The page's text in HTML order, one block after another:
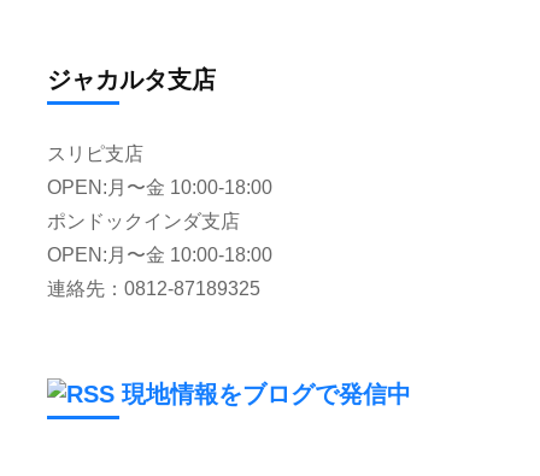
ジャカルタ支店
スリピ支店
OPEN:月〜金 10:00-18:00
ポンドックインダ支店
OPEN:月〜金 10:00-18:00
連絡先：0812-87189325
現地情報をブログで発信中